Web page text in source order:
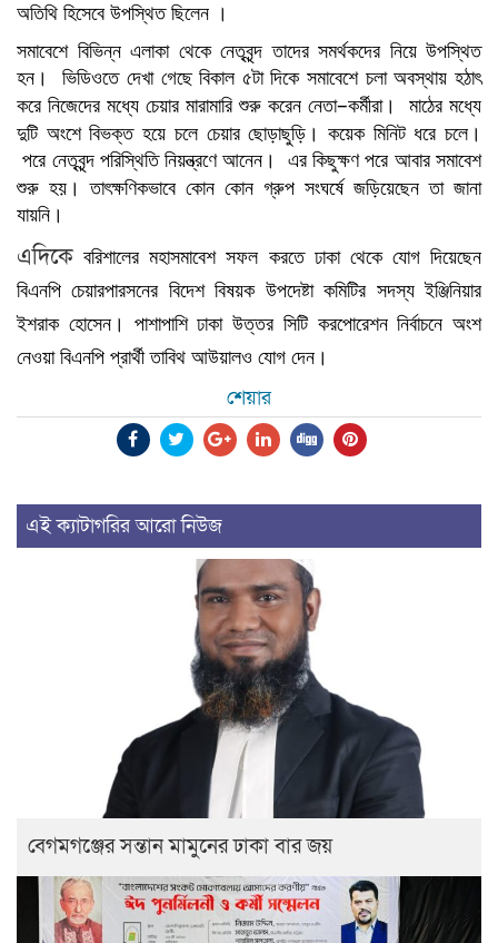
অতিথি হিসেবে উপস্থিত ছিলেন ।
সমাবেশে বিভিন্ন এলাকা থেকে নেতৃবৃন্দ তাদের সমর্থকদের নিয়ে উপস্থিত
হন।
ভিডিওতে দেখা গেছে বিকাল ৫টা দিকে সমাবেশে চলা অবস্থায় হঠাৎ
করে নিজেদের মধ্যে চেয়ার মারামারি শুরু করেন নেতা–কর্মীরা। মাঠের মধ্যে
দুটি অংশে বিভক্ত হয়ে চলে চেয়ার ছোড়াছুড়ি। কয়েক মিনিট ধরে চলে।
পরে নেতৃবৃন্দ পরিস্থিতি নিয়ন্ত্রণে আনেন। এর কিছুক্ষণ পরে আবার সমাবেশ
শুরু হয়। তাৎক্ষণিকভাবে কোন কোন গ্রুপ সংঘর্ষে জড়িয়েছেন তা জানা
যায়নি।
এদিকেবরিশালের মহাসমাবেশ সফল করতে ঢাকা থেকে যোগ দিয়েছেন
বিএনপি চেয়ারপারসনের বিদেশ বিষয়ক উপদেষ্টা কমিটির সদস্য ইঞ্জিনিয়ার
ইশরাক হোসেন। পাশাপাশি ঢাকা উত্তর সিটি করপোরেশন নির্বাচনে অংশ
নেওয়া বিএনপি প্রার্থী তাবিথ আউয়ালও যোগ দেন।
শেয়ার
এই ক্যাটাগরির আরো নিউজ
বেগমগঞ্জের সন্তান মামুনের ঢাকা বার জয়